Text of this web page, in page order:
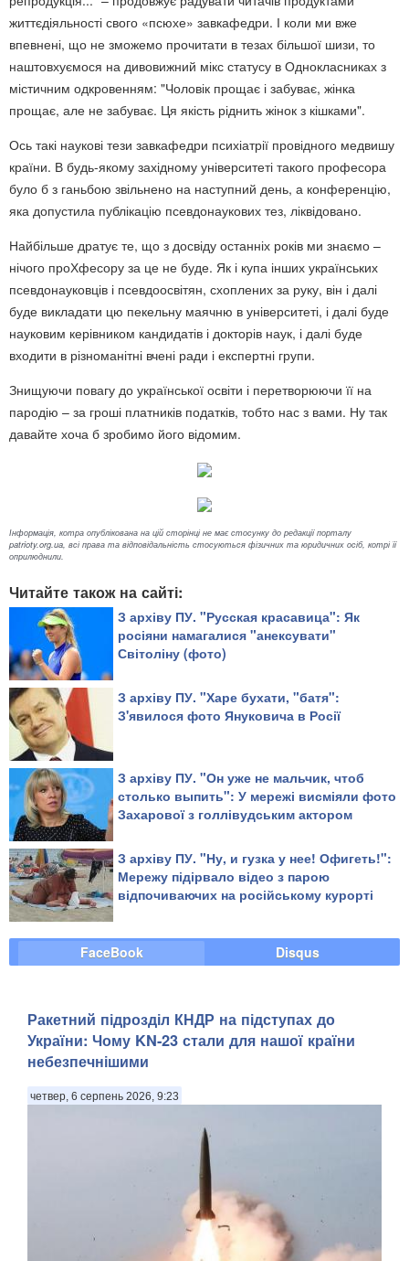
життєдіяльності свого «псюхе» завкафедри. І коли ми вже
впевнені, що не зможемо прочитати в тезах більшої шизи, то
наштовхуємося на дивовижний мікс статусу в Однокласниках з
містичним одкровенням: "Чоловік прощає і забуває, жінка
прощає, але не забуває. Ця якість ріднить жінок з кішками".
Ось такі наукові тези завкафедри психіатрії провідного медвишу
країни. В будь-якому західному університеті такого професора
було б з ганьбою звільнено на наступний день, а конференцію,
яка допустила публікацію псевдонаукових тез, ліквідовано.
Найбільше дратує те, що з досвіду останніх років ми знаємо –
нічого проХфесору за це не буде. Як і купа інших українських
псевдонауковців і псевдоосвітян, схоплених за руку, він і далі
буде викладати цю пекельну маячню в університеті, і далі буде
науковим керівником кандидатів і докторів наук, і далі буде
входити в різноманітні вчені ради і експертні групи.
Знищуючи повагу до української освіти і перетворюючи її на
пародію – за гроші платників податків, тобто нас з вами. Ну так
давайте хоча б зробимо його відомим.
Інформація, котра опублікована на цій сторінці не має стосунку до редакції порталу
patrioty.org.ua, всі права та відповідальність стосуються фізичних та юридичних осіб, котрі її
оприлюднили.
Читайте також на сайті:
З архіву ПУ. "Русская красавица": Як
росіяни намагалися "анексувати"
Світоліну (фото)
З архіву ПУ. "Харе бухати, "батя":
З'явилося фото Януковича в Росії
З архіву ПУ. "Он уже не мальчик, чтоб
столько выпить": У мережі висміяли фото
Захарової з голлівудським актором
З архіву ПУ. "Ну, и гузка у нее! Офигеть!":
Мережу підірвало відео з парою
відпочиваючих на російському курорті
FaceBook Disqus
Ракетний підрозділ КНДР на підступах до
України: Чому KN-23 стали для нашої країни
небезпечнішими
четвер, 6 серпень 2026, 9:23